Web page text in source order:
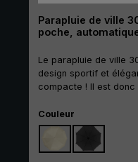
Parapluie de ville
poche,
Le parapluie de ville
design sportif et
compacte ! Il est
professionnelle. Le
automatique intégré
suffit pour ouvrir ou
Sélectionnez
Couleur